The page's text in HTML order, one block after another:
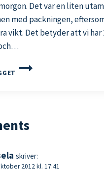
Det var en liten
med packningen,
vikt. Det betyder att vi har
PACKNING
skriver:
2012 kl. 17:41